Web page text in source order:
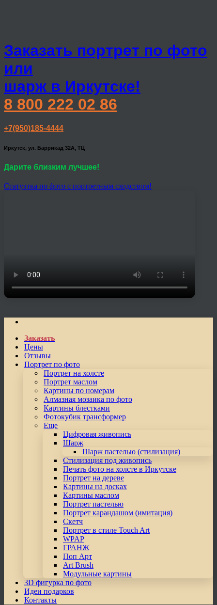
Заказать портрет по фото
или
шарж в Иркутске!
8 800 222 02 86
+7(950)185-4444
Иркутск, ул. Баррикад 32А, ТЦ
Дарите близким лучшее!
Статуэтка по фото с портретным сходством!
Заказать
Цены
Отзывы
Портрет по фото
Портрет на холсте
Портрет маслом
Картины по номерам
Алмазная мозаика по фото
Картины блестками
Фотокубик трансформер
Еще
Цифровая живопись
Шарж
Шарж пастелью (стилизация)
Стилизация под живопись
Печать фото на холсте в Иркутске
Портрет на дереве
Картины на досках
Картины маслом
Портрет пастелью
Портрет карандашом (имитация)
Скетч
Портрет в стиле Touch Art
WPAP
ГРАНЖ
Поп Арт
Art Brush
Модульные картины
3D фигурка по фото
Идеи подарков
Контакты